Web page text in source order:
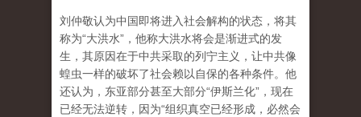
刘仲敬认为中国即将进入社会解构的状态，将其
称为“大洪水”，他称大洪水将会是渐进式的发
生，其原因在于中共采取的列宁主义，让中共像
蝗虫一样的破坏了社会赖以自保的各种条件。他
还认为，东亚部分甚至大部分“伊斯兰化”，现在
已经无法逆转，因为“组织真空已经形成，必然会